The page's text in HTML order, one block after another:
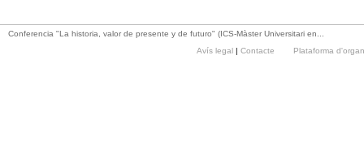
Conferencia "La historia, valor de presente y de futuro" (ICS-Màster Universitari en...
Avís legal | Contacte Plataforma